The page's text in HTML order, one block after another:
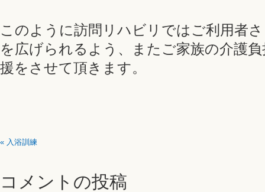
このように訪問リハビリではご利用者
を広げられるよう、またご家族の介護
援をさせて頂きます。
« 入浴訓練
コメントの投稿